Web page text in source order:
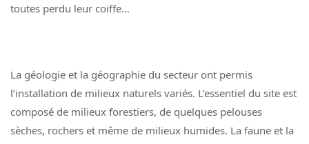
toutes perdu leur coiffe…
La géologie et la géographie du secteur ont permis
l’installation de milieux naturels variés. L’essentiel du site est
composé de milieux forestiers, de quelques pelouses
sèches, rochers et même de milieux humides. La faune et la